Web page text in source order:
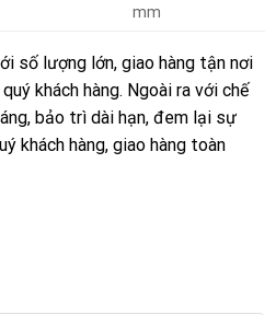
mm
số lượng lớn, giao hàng tận nơi
khách hàng. Ngoài ra với chế
bảo trì dài hạn, đem lại sự
khách hàng, giao hàng toàn